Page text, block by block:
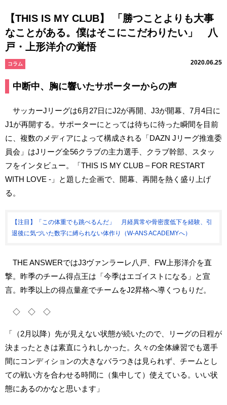
【THIS IS MY CLUB】 「勝つことよりも大事
なことがある。僕はそこにこだわりたい」 八
戸・上形洋介の覚悟
コラム 2020.06.25
中断中、胸に響いたサポーターからの声
サッカーJリーグは6月27日にJ2が再開、J3が開幕、7月4日に
J1が再開する。サポーターにとっては待ちに待った瞬間を目前
に、複数のメディアによって構成される「DAZN Jリーグ推進委
員会」はJリーグ全56クラブの主力選手、クラブ幹部、スタッ
フをインタビュー。「THIS IS MY CLUB – FOR RESTART
WITH LOVE -」と題した企画で、開幕、再開を熱く盛り上げ
る。
【注目】「この体重でも跳べるんだ」 月経異常や骨密度低下を経験、引
退後に気づいた数字に縛られない体作り（W-ANS ACADEMYへ）
THE ANSWERではJ3ヴァンラーレ八戸、FW上形洋介を直
撃。昨季のチーム得点王は「今季はエゴイストになる」と宣
言。昨季以上の得点量産でチームをJ2昇格へ導くつもりだ。
◇ ◇ ◇
「（2月以降）先が見えない状態が続いたので、リーグの日程が
決まったときは素直にうれしかった。久々の全体練習でも選手
間にコンディションの大きなバラつきは見られず、チームとし
ての戦い方を合わせる時間に（集中して）使えている。いい状
態にあるのかなと思います」